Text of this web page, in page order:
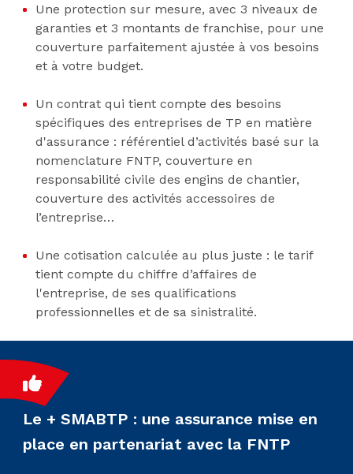
Une protection sur mesure, avec 3 niveaux de
garanties et 3 montants de franchise, pour une
couverture parfaitement ajustée à vos besoins
et à votre budget.
Un contrat qui tient compte des besoins
spécifiques des entreprises de TP en matière
d'assurance : référentiel d’activités basé sur la
nomenclature FNTP, couverture en
responsabilité civile des engins de chantier,
couverture des activités accessoires de
l’entreprise…
Une cotisation calculée au plus juste : le tarif
tient compte du chiffre d’affaires de
l'entreprise, de ses qualifications
professionnelles et de sa sinistralité.
Le + SMABTP : une assurance mise en
place en partenariat avec la FNTP